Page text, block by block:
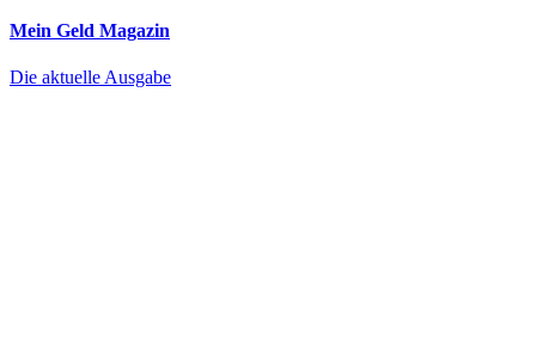
Mein Geld Magazin
Die aktuelle Ausgabe